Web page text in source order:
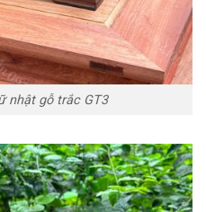
nhật gỗ trắc GT3